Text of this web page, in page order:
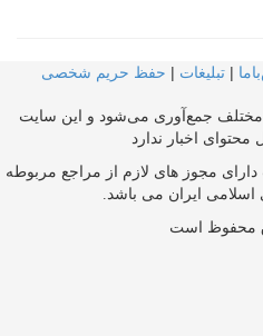
| تبلیغات | حفظ حریم شخصی
مختلف جمع‌آوری می‌شود و این سایت
محتوای اخبار ندارد
مجوز های لازم از مراجع مربوطه
اسلامی ایران می باشد.
محفوظ است